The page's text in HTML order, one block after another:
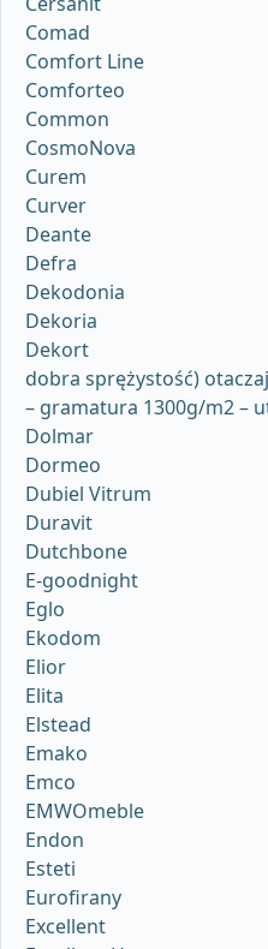
Comad
Comfort Line
Comforteo
Common
CosmoNova
Curem
Curver
Deante
Defra
Dekodonia
Dekoria
Dekort
dobra sprężystość)
– gramatura 1300g/m2 –
Dolmar
Dormeo
Dubiel Vitrum
Duravit
Dutchbone
E-goodnight
Eglo
Ekodom
Elior
Elita
Elstead
Emako
Emco
EMWOmeble
Endon
Esteti
Eurofirany
Excellent